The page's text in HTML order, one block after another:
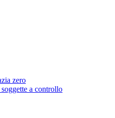
zero
a controllo